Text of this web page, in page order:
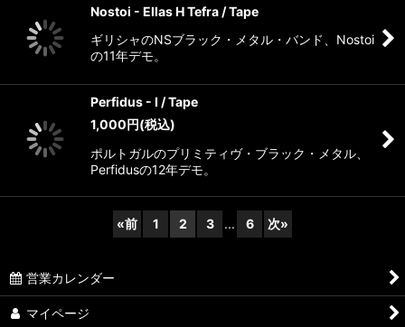
Nostoi - Ellas H Tefra / Tape
の11年デモ。
Perfidus - I / Tape
ポルトガルのプリミティヴ・ブラック・メタル、
Perfidusの12年デモ。
«前 1 2 3 ... 6 次»